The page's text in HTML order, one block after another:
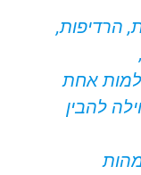
הרדיפות,
אחת
להבין